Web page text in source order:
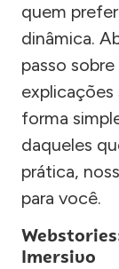
quem
dinâmica.
passo
forma
daqueles
prática,
para você.
Imersivo